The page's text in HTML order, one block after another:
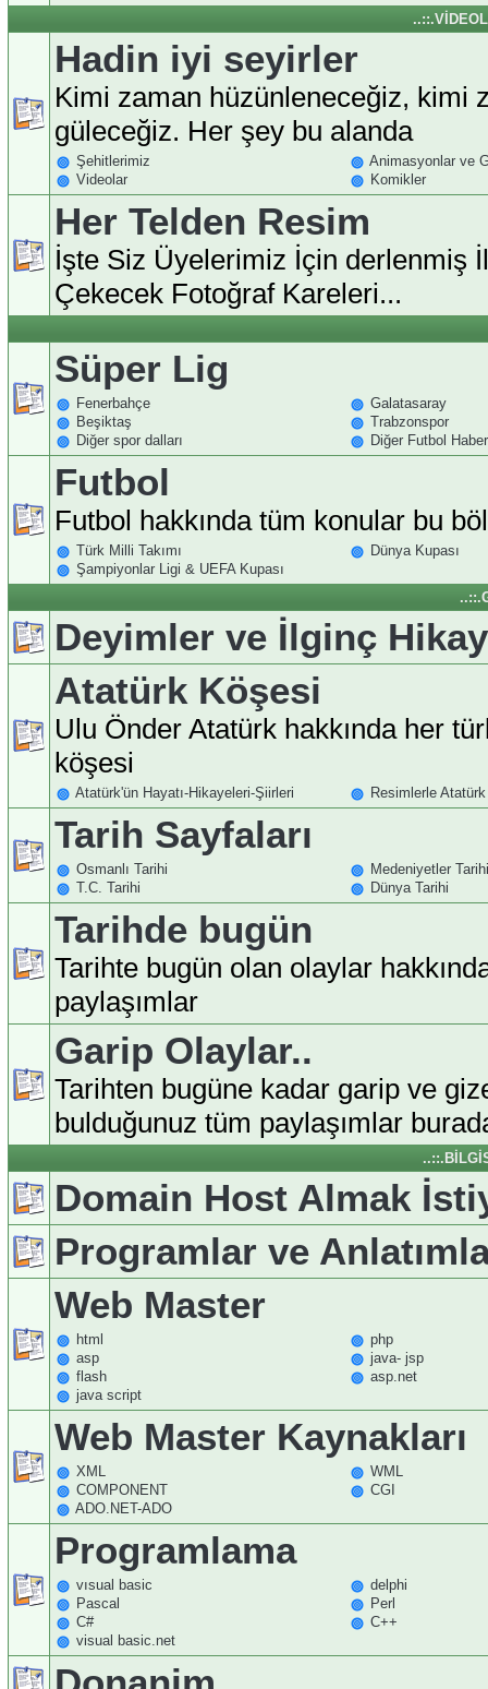
Hadin iyi seyirler
Kimi zaman hüzünleneceğiz, kimi
güleceğiz. Her şey bu alanda
Şehitlerimiz
Animasyonlar ve
Videolar
Komikler
Her Telden Resim
İşte Siz Üyelerimiz İçin derlenmiş
Çekecek Fotoğraf Kareleri...
Süper Lig
Fenerbahçe
Galatasaray
Beşiktaş
Trabzonspor
Diğer spor dalları
Diğer Futbol
Futbol
Futbol hakkında tüm konular bu
Türk Milli Takımı
Dünya Kupası
Şampiyonlar Ligi & UEFA Kupası
Deyimler ve İlginç
Atatürk Köşesi
Ulu Önder Atatürk hakkında her
köşesi
Atatürk'ün Hayatı-Hikayeleri-Şiirleri Resimlerle Atatürk
Tarih Sayfaları
Osmanlı Tarihi
Medeniyetler Tarihi
T.C. Tarihi
Dünya Tarihi
Tarihde bugün
Tarihte bugün olan olaylar
paylaşımlar
Garip Olaylar..
Tarihten bugüne kadar garip ve
bulduğunuz tüm paylaşımlar
Domain Host Almak
Programlar ve
Web Master
html
php
asp
java- jsp
flash
asp.net
java script
Web Master Kaynakları
XML
WML
COMPONENT
CGI
ADO.NET-ADO
Programlama
vısual basic
delphi
Pascal
Perl
C#
C++
visual basic.net